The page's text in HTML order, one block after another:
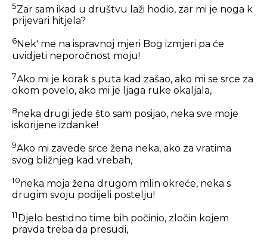
5Zar sam ikad u društvu laži hodio, zar mi je noga k
prijevari hitjela?
6Nek' me na ispravnoj mjeri Bog izmjeri pa će
uvidjeti neporočnost moju!
7Ako mi je korak s puta kad zašao, ako mi se srce za
okom povelo, ako mi je ljaga ruke okaljala,
8neka drugi jede što sam posijao, neka sve moje
iskorijene izdanke!
9Ako mi zavede srce žena neka, ako za vratima
svog bližnjeg kad vrebah,
10neka moja žena drugom mlin okreće, neka s
drugim svoju podijeli postelju!
11 Djelo bestidno time bih počinio, zločin kojem
pravda treba da presudi,